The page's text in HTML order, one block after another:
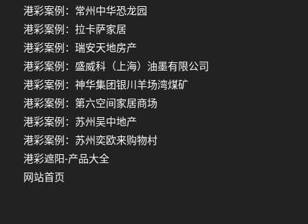
港彩案例：常州中华恐龙园
港彩案例：拉卡萨家居
港彩案例：瑞安天地房产
港彩案例：盛威科（上海）油墨有限公司
港彩案例：神华集团银川羊场湾煤矿
港彩案例：第六空间家居商场
港彩案例：苏州吴中地产
港彩案例：苏州奕欧来购物村
港彩遮阳-产品大全
网站首页